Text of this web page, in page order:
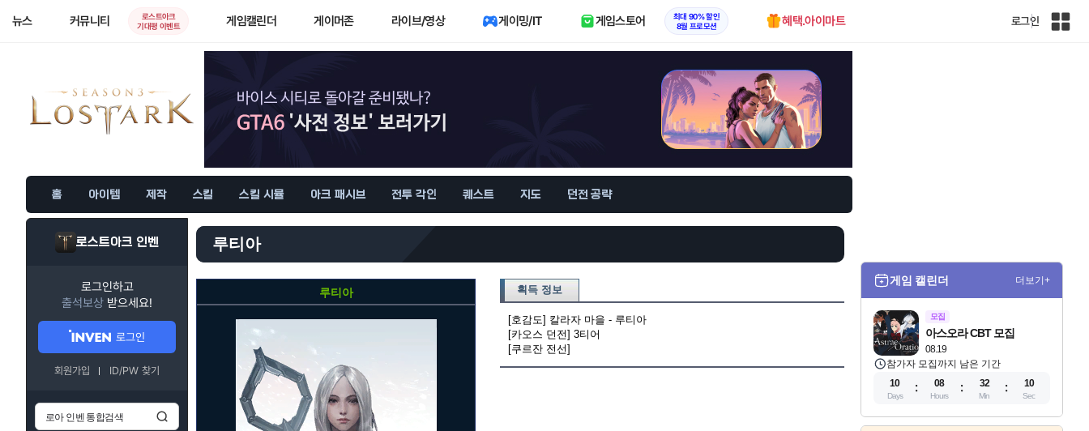
뉴스 커뮤니티
로스트아크
기대평 이벤트
게임캘린더 게이머존 라이브/영상 게이밍/IT 게임스토어
최대 90% 할인
8월 프로모션
혜택.아이마트 로그인
인
홈 아이템 제작 스킬 스킬 시뮬 아크 패시브 전투 각인 퀘스트 지도 던전 공략
로스트아크 인벤
로그인하고
출석보상 받으세요!
로그인
회원가입 ID/PW 찾기
루티아
루티아 획득 정보
[호감도] 칼라자 마을 - 루티아
[카오스 던전] 3티어
[쿠르잔 전선]
게임 캘린더 더보기+
모집
08.19
아스오라 CBT 모집
참가자 모집까지 남은 기간
10
Days
08
Hours
32
Min
09
Sec